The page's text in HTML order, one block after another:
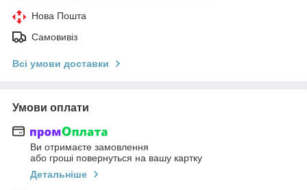
Нова Пошта
Самовивіз
Всі умови доставки
Умови оплати
Ви отримаєте замовлення
або гроші повернуться на вашу картку
Детальніше